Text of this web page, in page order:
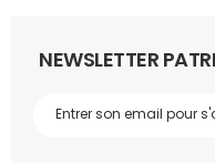
NEWSLETTER